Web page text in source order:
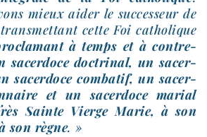
mieux aider le suc­ces­seur de
cette Foi catho­lique
à temps et à contre­
sacer­doce doc­tri­nal, un sacer­
sacer­doce com­ba­tif, un sacer­
et un sacer­doce marial
Sainte Vierge Marie, à son
son règne. »